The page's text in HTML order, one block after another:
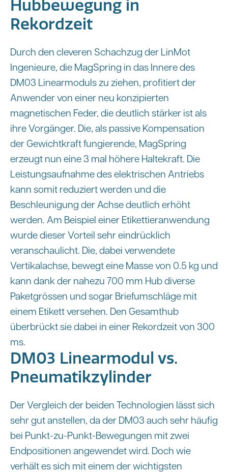
Hubbewegung in
Rekordzeit
Durch den cleveren Schachzug der LinMot
Ingenieure, die MagSpring in das Innere des
DM03 Linearmoduls zu ziehen, profitiert der
Anwender von einer neu konzipierten
magnetischen Feder, die deutlich stärker ist als
ihre Vorgänger. Die, als passive Kompensation
der Gewichtkraft fungierende, MagSpring
erzeugt nun eine 3 mal höhere Haltekraft. Die
Leistungsaufnahme des elektrischen Antriebs
kann somit reduziert werden und die
Beschleunigung der Achse deutlich erhöht
werden. Am Beispiel einer Etikettieranwendung
wurde dieser Vorteil sehr eindrücklich
veranschaulicht. Die, dabei verwendete
Vertikalachse, bewegt eine Masse von 0.5 kg und
kann dank der nahezu 700 mm Hub diverse
Paketgrössen und sogar Briefumschläge mit
einem Etikett versehen. Den Gesamthub
überbrückt sie dabei in einer Rekordzeit von 300
ms.
DM03 Linearmodul vs.
Pneumatikzylinder
Der Vergleich der beiden Technologien lässt sich
sehr gut anstellen, da der DM03 auch sehr häufig
bei Punkt-zu-Punkt-Bewegungen mit zwei
Endpositionen angewendet wird. Doch wie
verhält es sich mit einem der wichtigsten